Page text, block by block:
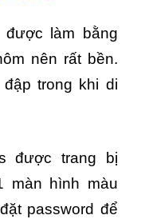
được làm bằng
nên rất bền.
trong khi di
được trang bị
màn hình màu
password để